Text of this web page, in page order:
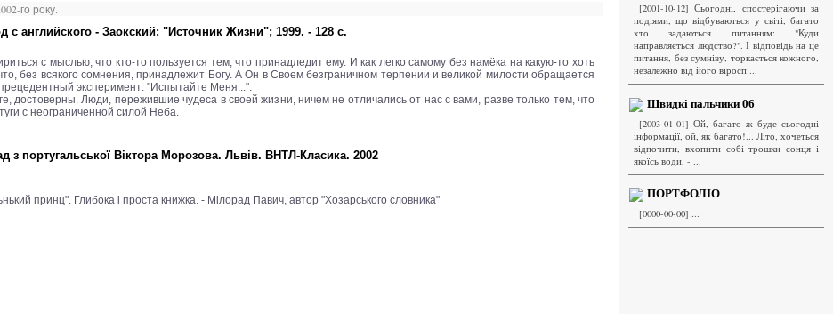
го року.
с английского - Заокский: "Источник Жизни"; 1999. - 128 с.
с мыслью, что кто-то пользуется тем, что принадледит ему. И как легко самому без намёка на какую-то хоть
без всякого сомнения, принадлежит Богу. А Он в Своем безграничном терпении и великой милости обращается
эксперимент: "Испытайте Меня...".
достоверны. Люди, пережившие чудеса в своей жизни, ничем не отличались от нас с вами, разве только тем, что
с неограниченной силой Неба.
з португальської Віктора Морозова. Львів. ВНТЛ-Класика. 2002
принц". Глибока і проста книжка. - Мілорад Павич, автор "Хозарського словника"
[2001-10-12] Сьогодні, спостерігаючи за
подіями, що відбуваються у світі, багато
хто задаються питанням: "Куди
направляється людство?". І відповідь на це
питання, без сумніву, торкається кожного,
незалежно від його віросп ...
Швидкі пальчики 06
[2003-01-01] Ой, багато ж буде сьогодні
інформації, ой, як багато!... Літо, хочеться
відпочити, вхопити собі трошки сонця і
якоїсь води, - ...
ПОРТФОЛІО
[0000-00-00] ...